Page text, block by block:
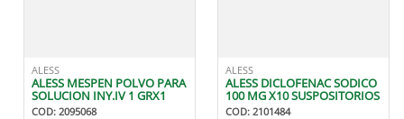
ALESS
ALESS MESPEN POLVO PARA
SOLUCION INY.IV 1 GRX1
COD: 2095068
ALESS
ALESS DICLOFENAC SODICO
100 MG X10 SUSPOSITORIOS
COD: 2101484